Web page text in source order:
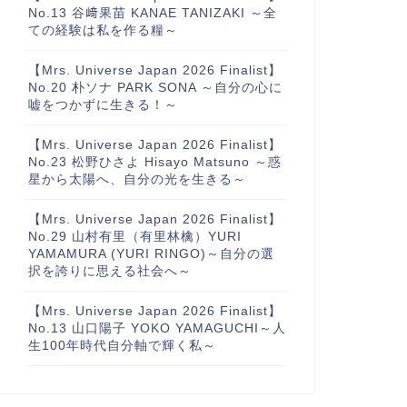
No.13 谷﨑果苗 KANAE TANIZAKI ～全
ての経験は私を作る糧～
【Mrs. Universe Japan 2026 Finalist】
No.20 朴ソナ PARK SONA ～自分の心に
嘘をつかずに生きる！～
【Mrs. Universe Japan 2026 Finalist】
No.23 松野ひさよ Hisayo Matsuno ～惑
星から太陽へ、自分の光を生きる～
【Mrs. Universe Japan 2026 Finalist】
No.29 山村有里（有里林檎）YURI
YAMAMURA (YURI RINGO)～自分の選
択を誇りに思える社会へ～
【Mrs. Universe Japan 2026 Finalist】
No.13 山口陽子 YOKO YAMAGUCHI～人
生100年時代自分軸で輝く私～